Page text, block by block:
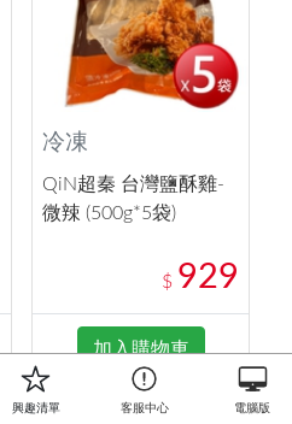
冷凍
QiN超秦 台灣鹽酥雞-
微辣 (500g*5袋)
$ 929
加入購物車
興趣清單 客服中心 電腦版